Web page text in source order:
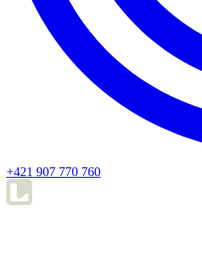
+421 907 770 760